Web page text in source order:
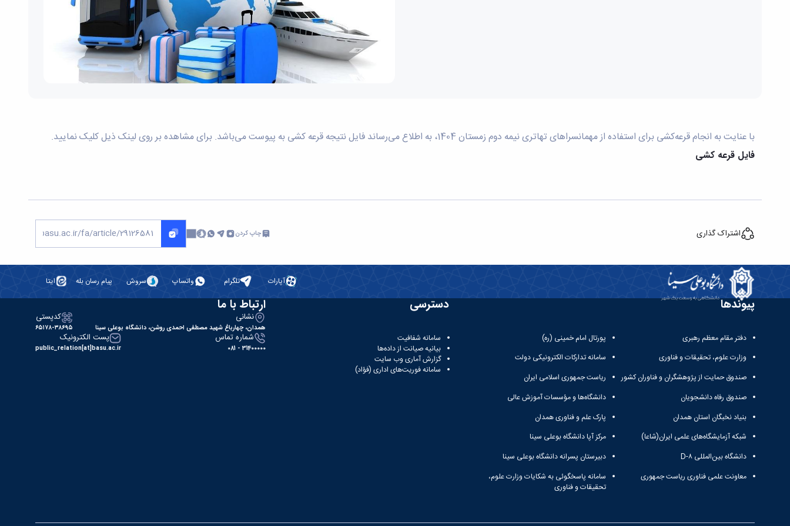
با عنایت به انجام قرعه‌کشی برای استفاده از مهمانسراهای تهاتری نیمه دوم زمستان 1404، به اطلاع می‌رساند فایل نتیجه قرعه کشی به پیوست می‌باشد. برای مشاهده بر روی لینک ذیل کلیک نمایید.
فایل قرعه کشی
اشتراک گذاری چاپ کردن
آپارات تلگرام واتساپ سروش پیام رسان بله ایتا
پیوندها
دفتر مقام معظم رهبری
وزارت علوم، تحقیقات و فناوری
صندوق حمایت از پژوهشگران و فناوران کشور
صندوق رفاه دانشجویان
بنیاد نخبگان استان همدان
شبکه آزمایشگاه‌های علمی ایران(شاعا)
دانشگاه بین‌المللی D-۸
معاونت علمی فناوری ریاست جمهوری
پورتال امام خمینی (ره)
سامانه تدارکات الکترونیکی دولت
ریاست جمهوری اسلامی ایران
دانشگاه‌ها و مؤسسات آموزش عالی
پارک علم و فناوری همدان
مرکز آپا دانشگاه بوعلی سینا
دبیرستان پسرانه دانشگاه بوعلی سینا
سامانه پاسخگوئی به شکایات وزارت علوم،
تحقیقات و فناوری
دسترسی
سامانه شفافیت
بیانیه صیانت از داده‌ها
گزارش آماری وب‌ سایت
سامانه فوریت‌های اداری (فؤاد)
ارتباط با ما
نشانی
همدان، چهارباغ شهید مصطفی احمدی روشن، دانشگاه بوعلی سینا
کدپستی
۶۵۱۷۸-۳۸۶۹۵
شماره تماس
31400000 - 081
پست الکترونیک
public_relation[at]basu.ac.ir